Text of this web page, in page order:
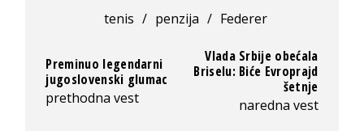
tenis / penzija / Federer
Preminuo legendarni
jugoslovenski glumac
prethodna vest
Vlada Srbije obećala
Briselu: Biće Evroprajd
šetnje
naredna vest